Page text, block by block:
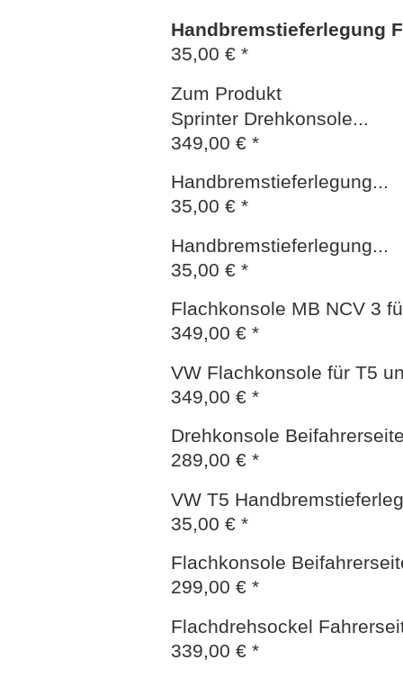
Handbremstieferlegung
35,00 € *
Zum Produkt
Sprinter Drehkonsole...
349,00 € *
Handbremstieferlegung...
35,00 € *
Handbremstieferlegung...
35,00 € *
Flachkonsole MB NCV 3
349,00 € *
VW Flachkonsole für T5
349,00 € *
Drehkonsole
289,00 € *
VW T5
35,00 € *
Flachkonsole
299,00 € *
Flachdrehsockel
339,00 € *